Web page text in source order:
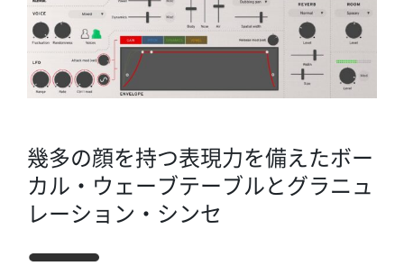
幾多の顔を持つ表現力を備えたボー
カル・ウェーブテーブルとグラニュ
レーション・シンセ